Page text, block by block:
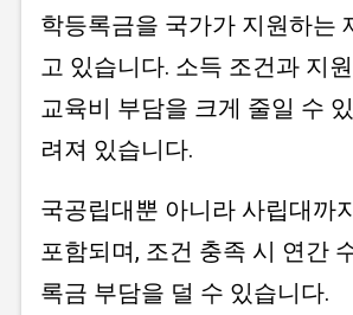
학등록금을 국가가 지원하는
고 있습니다. 소득 조건과 지
교육비 부담을 크게 줄일 수
려져 있습니다.
국공립대뿐 아니라 사립대까
포함되며, 조건 충족 시 연간
록금 부담을 덜 수 있습니다.